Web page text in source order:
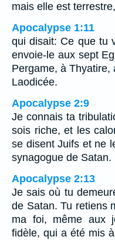
mais elle est
Apocalypse 1:11
qui disait: Ce que tu
envoie-le aux sept
Pergame, à Thyatire,
Laodicée.
Apocalypse 2:9
Je connais ta
sois riche, et les
se disent Juifs et ne
synagogue de Satan.
Apocalypse 2:13
Je sais où tu
de Satan. Tu retiens
ma foi, même aux
fidèle, qui a été mis